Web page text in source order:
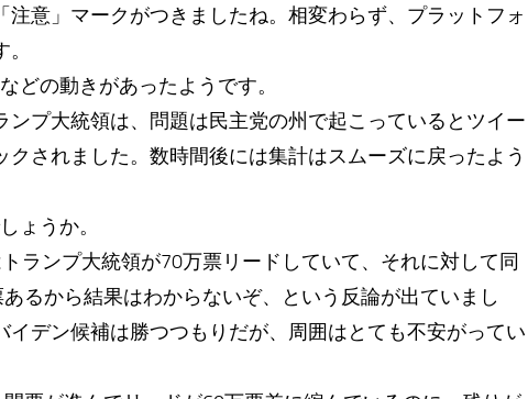
意」マークがつきましたね。相変わらず、プラットフォ
どの動きがあったようです。
プ大統領は、問題は民主党の州で起こっているとツイー
クされました。数時間後には集計はスムーズに戻ったよう
ょうか。
ランプ大統領が70万票リードしていて、それに対して同
るから結果はわからないぞ、という反論が出ていまし
デン候補は勝つつもりだが、周囲はとても不安がってい